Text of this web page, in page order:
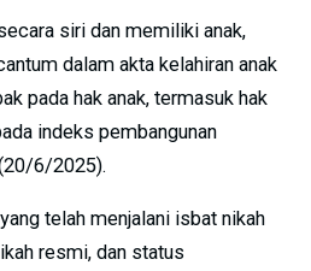
siri dan memiliki anak,
dalam akta kelahiran anak
pada hak anak, termasuk hak
indeks pembangunan
6/2025).
telah menjalani isbat nikah
resmi, dan status